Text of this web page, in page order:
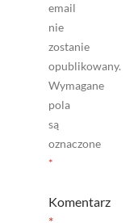
email
nie
zostanie
opublikowany.
Wymagane
pola
są
oznaczone
*
Komentarz